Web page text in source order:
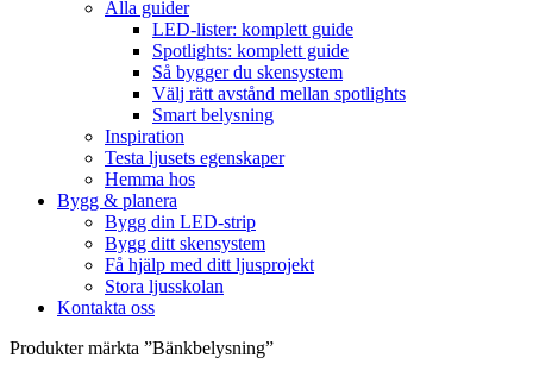
Alla guider
LED-lister: komplett guide
Spotlights: komplett guide
Så bygger du skensystem
Välj rätt avstånd mellan spotlights
Smart belysning
Inspiration
Testa ljusets egenskaper
Hemma hos
Bygg & planera
Bygg din LED-strip
Bygg ditt skensystem
Få hjälp med ditt ljusprojekt
Stora ljusskolan
Kontakta oss
Produkter märkta ”Bänkbelysning”